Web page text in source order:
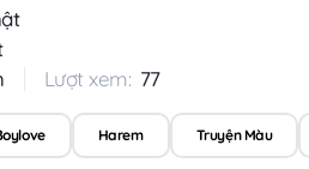
Lượt xem: 77
Harem Truyện Màu